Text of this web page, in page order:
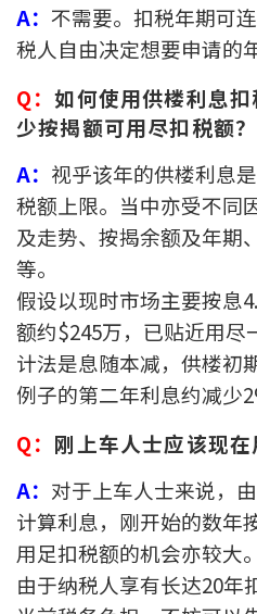
火险、家居、宠物保险
保险资讯专栏
联络方式
网上申请按揭转介
条款及细则
私隐政策
若因错漏而引致任何不便或损失，中原按
本网站采用无障碍网页设计，如有任何问
2889 2886 / cmb@mail.centanet.com
网上搵楼
中原工商铺
© 2026 中原按揭经纪有限公司 Centaline
A： 不需要。扣税年期可
税人自由决定想要申请的
Q：如何使用供楼利息
少按揭额可用尽扣税额？
A： 视乎该年的供楼利息
税额上限。当中亦受不同
及走势、按揭余额及年期、
等。
假设以现时市场主要按息
额约$245万，已贴近用尽
计法是息随本减，供楼初
例子的第二年利息约减少
Q： 刚上车人士应该现
A： 对于上车人士来说，
计算利息，刚开始的数年
用足扣税额的机会亦较大。
由于纳税人享有长达20年